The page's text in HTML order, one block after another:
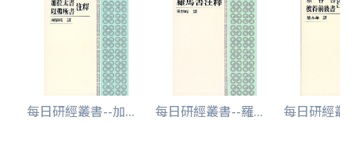
每日研經叢書--加... 每日研經叢書--羅... 每日研經叢